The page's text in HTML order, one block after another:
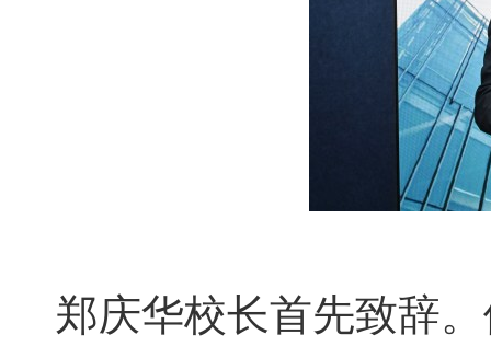
郑庆华校长首先致辞